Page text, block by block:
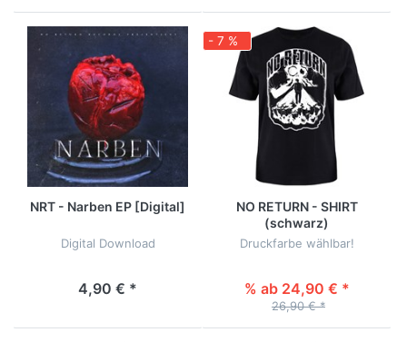
NRT - Narben EP [Digital]
Digital Download
4,90 € *
- 7 %
NO RETURN - SHIRT
(schwarz)
Druckfarbe wählbar!
% ab 24,90 € *
26,90 € *